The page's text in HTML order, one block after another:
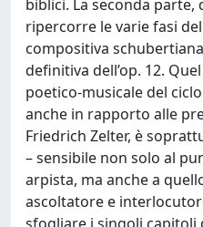
biblici. La seconda
ripercorre le varie fasi
compositiva
definitiva dell’op. 12.
poetico-musicale del
anche in rapporto alle
Friedrich Zelter, è
– sensibile non solo al
arpista, ma anche a
ascoltatore e